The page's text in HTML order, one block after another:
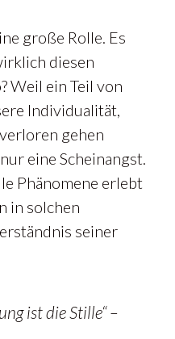
große Rolle. Es
diesen
Weil ein Teil von
Individualität,
gehen
eine Scheinangst.
Phänomene erlebt
in solchen
seiner
ist die Stille“ –